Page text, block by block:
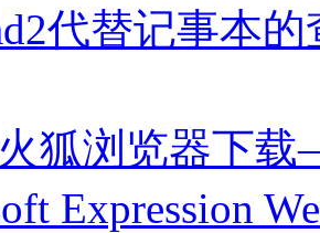
代替记事本
狐浏览器下
Expression